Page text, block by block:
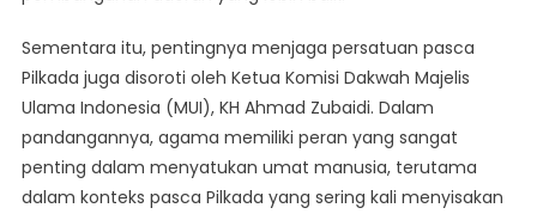
Sementara itu, pentingnya menjaga persatuan pasca
Pilkada juga disoroti oleh Ketua Komisi Dakwah Majelis
Ulama Indonesia (MUI), KH Ahmad Zubaidi. Dalam
pandangannya, agama memiliki peran yang sangat
penting dalam menyatukan umat manusia, terutama
dalam konteks pasca Pilkada yang sering kali menyisakan